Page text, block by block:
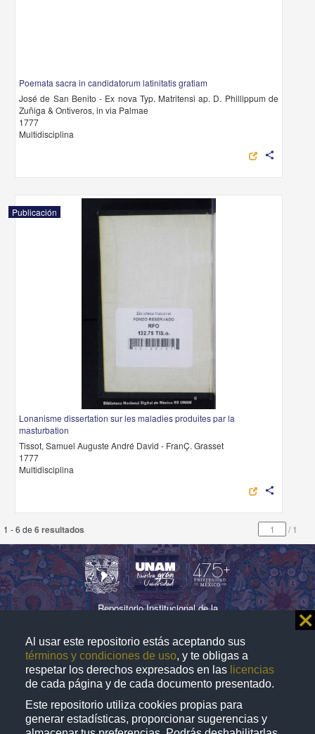
Al usar este repositorio estás aceptando sus
términos y condiciones de uso, y te obligas a
respetar los derechos expresados en las licencias
de cada página y de cada documento presentado.
Este repositorio utiliza cookies propias para
generar estadísticas, proporcionar sugerencias y
⨯
Poemata sacra in candidatorum latinitatis gratiam
José de San Benito - Ex nova Typ. Matritensi ap. D. Phillippum de
Zuñiga & Ontiveros, in via Palmae
1777
Multidisciplina
share
Publicación
Lonanisme dissertation sur les maladies produites par la
masturbation
Tissot, Samuel Auguste André David - FranÇ. Grasset
1777
Multidisciplina
share
1 - 6 de 6 resultados /1
Repositorio Institucional de la
Directorio Contacto Normatividad
D.R. © 2019. Universidad Nacional Autónoma de
México. Ciudad Universitaria, Coyoacán, C. P. 04510,